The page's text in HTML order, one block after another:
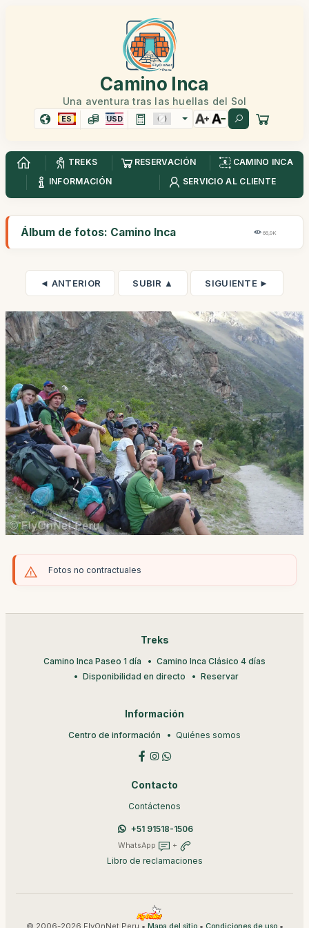
Camino Inca
Una aventura tras las huellas del Sol
ES USD
TREKS RESERVACIÓN
CAMINO INCA
INFORMACIÓN
SERVICIO AL CLIENTE
Álbum de fotos: Camino Inca 66,9K
◄ ANTERIOR SUBIR ▲ SIGUIENTE ►
Fotos no contractuales
Treks
Camino Inca Paseo 1 día
Camino Inca Clásico 4 días
Disponibilidad en directo
Reservar
Información
Centro de información Quiénes somos
Contacto
Contáctenos
+51 91518-1506
WhatsApp +
Libro de reclamaciones
© 2006-2026 FlyOnNet Peru • • •